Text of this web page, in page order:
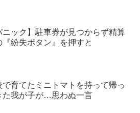
ニック】駐車券が見つからず精算
『紛失ボタン』を押すと
で育てたミニトマトを持って帰っ
た我が子が…思わぬ一言